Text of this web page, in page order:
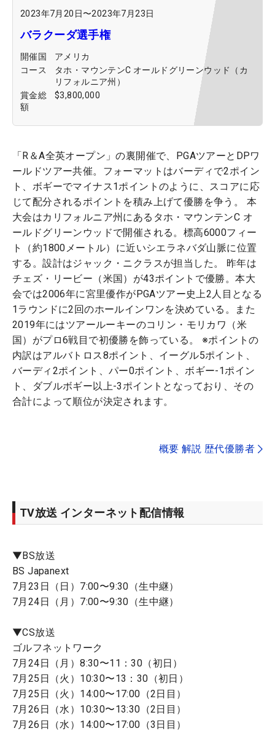
2023年7月20日〜2023年7月23日
バラクーダ選手権
開催国
アメリカ
コース
タホ・マウンテンC オールドグリーンウッド（カ
リフォルニア州）
賞金総
額
$3,800,000
「R＆A全英オープン」の裏開催で、PGAツアーとDPワ
ールドツアー共催。フォーマットはバーディで2ポイン
ト、ボギーでマイナス1ポイントのように、スコアに応
じて配分されるポイントを積み上げて優勝を争う。 本
大会はカリフォルニア州にあるタホ・マウンテンC オ
ールドグリーンウッドで開催される。標高6000フィー
ト（約1800メートル）に近いシエラネバダ山脈に位置
する。設計はジャック・ニクラスが担当した。 昨年は
チェズ・リービー（米国）が43ポイントで優勝。本大
会では2006年に宮里優作がPGAツアー史上2人目となる
1ラウンドに2回のホールインワンを決めている。また
2019年にはツアールーキーのコリン・モリカワ（米
国）がプロ6戦目で初優勝を飾っている。 ※ポイントの
内訳はアルバトロス8ポイント、イーグル5ポイント、
バーディ2ポイント、パー0ポイント、ボギー-1ポイン
ト、ダブルボギー以上-3ポイントとなっており、その
合計によって順位が決定されます。
概要 解説 歴代優勝者
TV放送 インターネット配信情報
▼BS放送
BS Japanext
7月23日（日）7:00〜9:30（生中継）
7月24日（月）7:00〜9:30（生中継）
▼CS放送
ゴルフネットワーク
7月24日（月）8:30〜11：30（初日）
7月25日（火）10:30〜13：30（初日）
7月25日（火）14:00〜17:00（2日目）
7月26日（水）10:30〜13:30（2日目）
7月26日（水）14:00〜17:00（3日目）